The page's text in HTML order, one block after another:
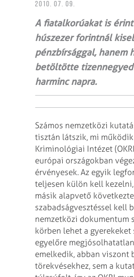
2010. 07. 09.
A fiatalkorúakat is
húszezer forintnál
pénzbírsággal, hanem
betöltötte
harminc napra.
Számos nemzetközi
tisztán látszik, mi működik
Kriminológiai Intézet
európai országokban
érvényesek. Az egyik
teljesen külön kell
másik alapvető
szabadságvesztéssel kell
nemzetközi dokumentum
körben lehet a
egyelőre
emelkedik, abban viszont
törekvésekhez, sem a